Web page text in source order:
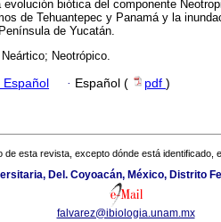
biótica del componente
de Tehuantepec y Panamá y la
de Yucatán.
Neotrópico.
Español · Español ( pdf )
de esta revista, excepto dónde está identificado,
Del. Coyoacán, México, Distrito
falvarez@ibiologia.unam.mx